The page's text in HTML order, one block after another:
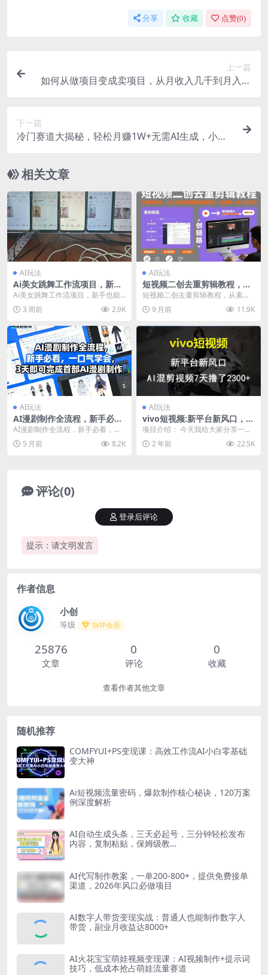
分享 收藏 点赞(0)
上一篇
如何从做项目变成卖项目，从月收入几千到月入几
下一篇
冷门赛道大揭秘，轻松月赚1W+无需AI生成，小白
相关文章
AI玩法
Ai美女跳舞工作流项目，新手
也能快速起号涨粉变现，多种
Ai美女跳舞工作流项目，新手也能
快速起号涨粉变现，多种变现方式
项目介绍： ai...
3 周前 2.9K
AI玩法
短视频二创去重剪辑教程，从
素材筛选、AI工具运用到智能
容
短视频二创去重剪辑教程，从素材
筛选、AI工具运用到智能去重技
巧，打造独一无二的内...
9 月前 11.9K
AI玩法
AI漫剧制作全流程，新手必
看，一口气学会，3天即可完
AI漫剧制作全流程，新手必看，一
口气学会，3天即可完成首部AI漫剧
制作 课程介绍...
5 月前 8.2K
AI玩法
vivo短视频:新平台新风口，AI
混剪视频7天撸了2300+
项目介绍： 今天我给大家分享一个
全新又比较冷门的平台。 这个新的
平台就是【viv...
2 年前 22.5K
评论(0)
提示：请文明发言
登录后评论
作者信息
小创
等级 SVIP会员
25876
文章
0
评论
0
收藏
查看作者其他文章
随机推荐
COMFYUI+PS变现课：高效工作流AI小白零基础
变大神
Ai短视频流量密码，爆款制作核心秘诀，120万案
例深度解析
AI自动生成头条，三天必起号，三分钟轻松发布
内容，复制粘贴，保姆级教…
AI代写制作教案，一单200-800+，提供免费接单
渠道，2026年风口必做项目
AI数字人带货变现实战：普通人也能制作数字人
带货，副业月收益达8000+
AI火花宝宝萌娃视频变现课：AI视频制作+提示词
技巧，低成本抢占萌娃流量赛道